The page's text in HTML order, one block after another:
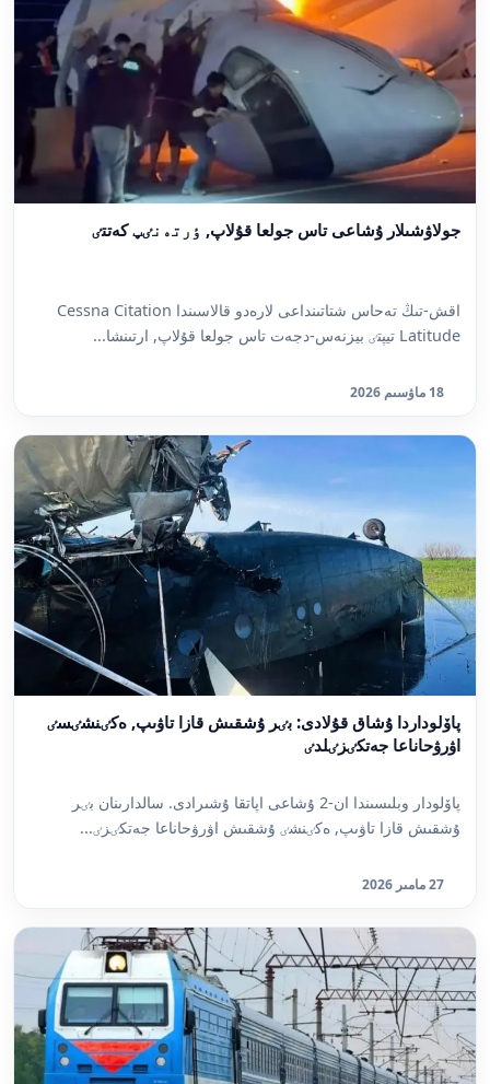
جولاۋشىلار ۇشاعى تاس جولعا قۇلاپ, ٶرتەنٸپ كەتتٸ
اقش-تىڭ تەحاس شتاتىنداعى لارەدو قالاسىندا Cessna Citation
Latitude تيپتٸ بيزنەس-دجەت تاس جولعا قۇلاپ, ارتىنشا...
18 ماۋسىم 2026
پاۆلوداردا ۇشاق قۇلادى: بٸر ۇشقىش قازا تاۋىپ, ەكٸنشٸسٸ
اۋرۋحاناعا جەتكٸزٸلدٸ
پاۆلودار وبلىسىندا ان-2 ۇشاعى اپاتقا ۇشىرادى. سالدارىنان بٸر
ۇشقىش قازا تاۋىپ, ەكٸنشٸ ۇشقىش اۋرۋحاناعا جەتكٸزٸ...
27 مامىر 2026